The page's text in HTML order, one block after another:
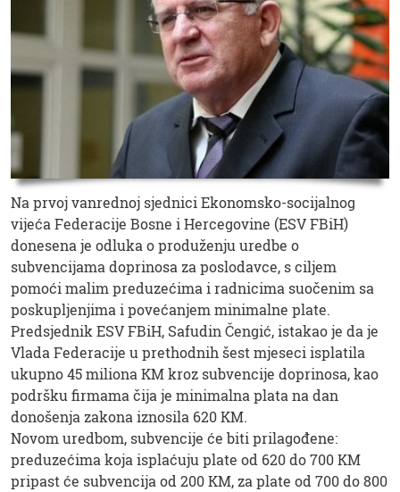
Na prvoj vanrednoj sjednici Ekonomsko-socijalnog
vijeća Federacije Bosne i Hercegovine (ESV FBiH)
donesena je odluka o produženju uredbe o
subvencijama doprinosa za poslodavce, s ciljem
pomoći malim preduzećima i radnicima suočenim sa
poskupljenjima i povećanjem minimalne plate.
Predsjednik ESV FBiH, Safudin Čengić, istakao je da je
Vlada Federacije u prethodnih šest mjeseci isplatila
ukupno 45 miliona KM kroz subvencije doprinosa, kao
podršku firmama čija je minimalna plata na dan
donošenja zakona iznosila 620 KM.
Novom uredbom, subvencije će biti prilagođene:
preduzećima koja isplaćuju plate od 620 do 700 KM
pripast će subvencija od 200 KM, za plate od 700 do 800